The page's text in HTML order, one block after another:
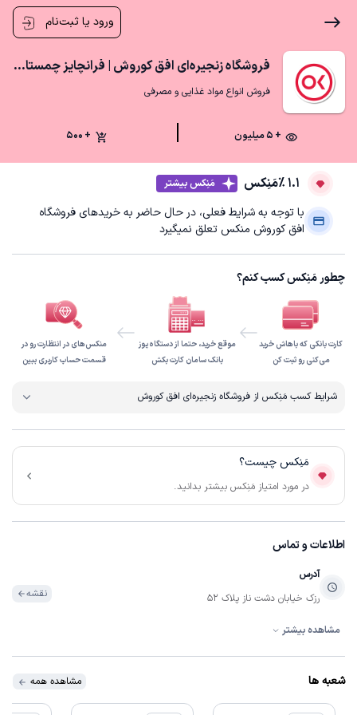
ورود یا ثبت‌نام
فروشگاه زنجیره‌ای افق کوروش | فرانچايز چمستان رزک
فروش انواع مواد غذایی و مصرفی
+ ۵ میلیون + 500
1.1 ٪ مَنِکس مَنِکس بیشتر
با توجه به شرایط فعلی، در حال حاضر به خریدهای فروشگاه
افق کوروش منکس تعلق نمیگیرد
چطور مَنِکس کسب کنم؟
کارت بانکی که باهاش خرید
می‌کنی رو ثبت کن
موقع خرید، حتما از دستگاه پوز
بانک سامان کارت بکش
منکس‌های در انتظارت رو در
قسمت حساب کاربری ببین
شرایط کسب مَنِکس از فروشگاه زنجیره‌ای افق کوروش
مَنِکس چیست؟
در مورد امتیاز مَنِکس بیشتر بدانید.
اطلاعات و تماس
آدرس
رزک خیابان دشت ناز پلاک 52
نقشه
ساعات فعالیت
همه روزه
07:00:00 تا 22:30:00
ساعات فعالیت
روزهای تعطیل
09:00:00 تا 22:30:00
مشاهده بیشتر
شعبه ها مشاهده همه